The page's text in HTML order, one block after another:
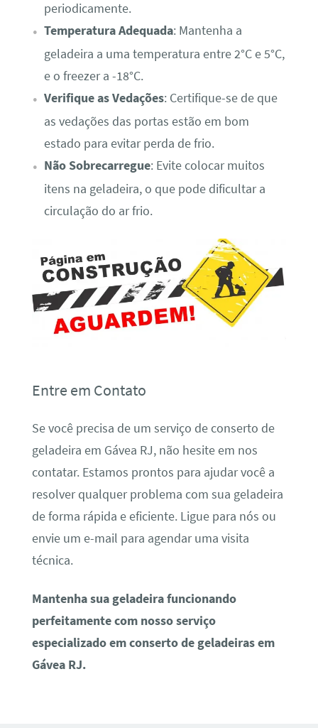
periodicamente.
Temperatura Adequada: Mantenha a
geladeira a uma temperatura entre 2°C e 5°C,
e o freezer a -18°C.
Verifique as Vedações: Certifique-se de que
as vedações das portas estão em bom
estado para evitar perda de frio.
Não Sobrecarregue: Evite colocar muitos
itens na geladeira, o que pode dificultar a
circulação do ar frio.
Entre em Contato
Se você precisa de um serviço de conserto de
geladeira em Gávea RJ, não hesite em nos
contatar. Estamos prontos para ajudar você a
resolver qualquer problema com sua geladeira
de forma rápida e eficiente. Ligue para nós ou
envie um e-mail para agendar uma visita
técnica.
Mantenha sua geladeira funcionando
perfeitamente com nosso serviço
especializado em conserto de geladeiras em
Gávea RJ.